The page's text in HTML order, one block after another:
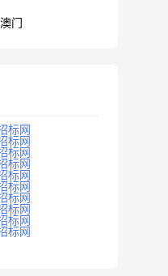
澳门
标网
标网
标网
标网
标网
标网
标网
标网
标网
标网